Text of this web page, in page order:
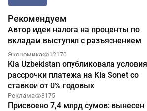
Рекомендуем
Автор идеи налога на проценты по
вкладам выступил с разъяснением
Экономика 12170
Kia Uzbekistan опубликовала условия
рассрочки платежа на Kia Sonet со
ставкой от 0% годовых
Реклама 8175
Присвоено 7,4 млрд сумов: вынесен